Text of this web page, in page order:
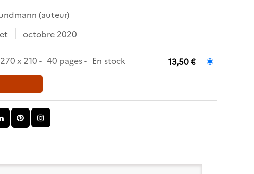
(auteur)
octobre 2020
x 210 40 pages En stock 13,50 €